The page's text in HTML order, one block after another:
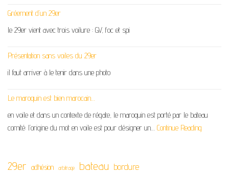
Gréement d’un 29er
le 29er vient avec trois voilure : GV, foc et spi
Présentation sans voiles du 29er
il faut arriver à le tenir dans une photo
Le maroquin est bien marocain…
en voile et dans un contexte de régate, le maroquin est porté par le bateau
comité: l’origine du mot en voile est pour désigner un… Continue Reading
29er adhésion arbitrage bateau bordure